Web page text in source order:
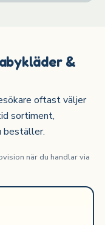
&
oftast väljer
sortiment,
beställer.
när du handlar via